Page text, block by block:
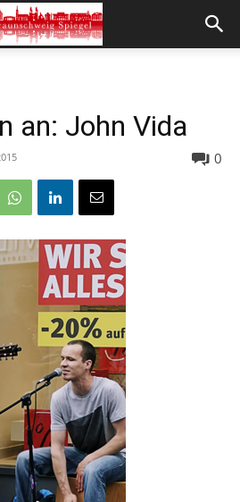
an: John Vida
0